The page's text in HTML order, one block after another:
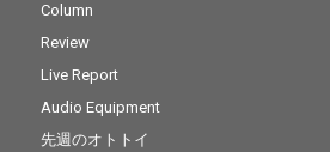
Column
Review
Live Report
Audio Equipment
先週のオトトイ